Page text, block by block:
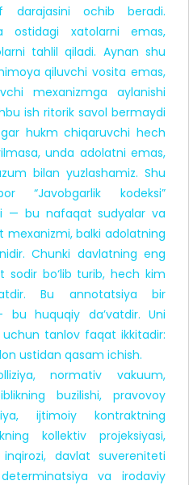
darajasini ochib beradi.
ostidagi xatolarni emas,
tahlil qiladi. Aynan shu
qiluvchi vosita emas,
mexanizmga aylanishi
ish ritorik savol bermaydi
hukm chiqaruvchi hech
unda adolatni emas,
bilan yuzlashamiz. Shu
kodeksi”
— bu nafaqat sudyalar va
mexanizmi, balki adolatning
Chunki davlatning eng
bo‘lib turib, hech kim
Bu annotatsiya bir
huquqiy da’vatdir. Uni
tanlov faqat ikkitadir:
ustidan qasam ichish.
normativ vakuum,
buzilishi, pravovoy
ijtimoiy kontraktning
kollektiv projeksiyasi,
davlat suvereniteti
va irodaviy